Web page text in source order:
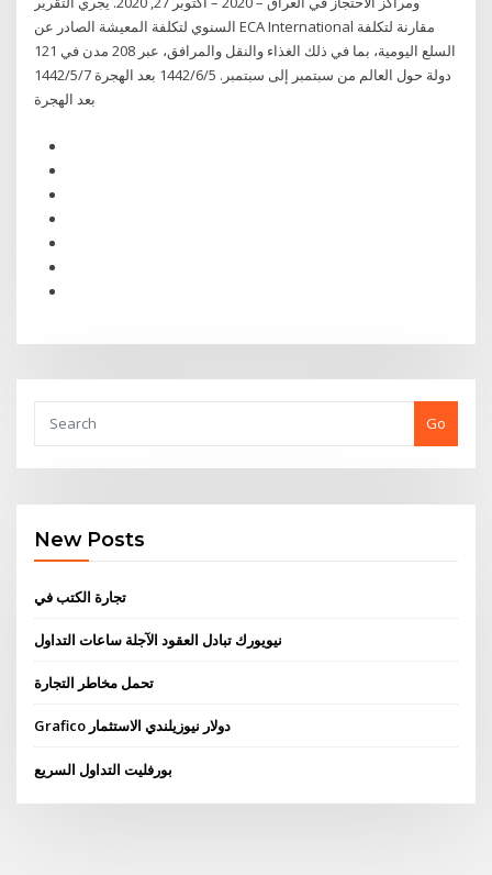
السنوي لتكلفة المعيشة الصادر عن ECA International مقارنة لتكلفة
السلع اليومية، بما في ذلك الغذاء والنقل والمرافق، عبر 208 مدن في 121
دولة حول العالم من سبتمبر إلى سبتمبر. 5‏‏/6‏‏/1442 بعد الهجرة 7‏‏/5‏‏/1442
بعد الهجرة
Go
New Posts
تجارة الكتب في
نيويورك تبادل العقود الآجلة ساعات التداول
تحمل مخاطر التجارة
Grafico دولار نيوزيلندي الاستثمار
بورفليت التداول السريع